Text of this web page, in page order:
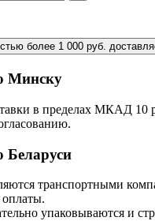
более 1 000 руб.
Минску
в пределах МКАД 10
Беларуси
транспортными
оплаты.
упаковываются и